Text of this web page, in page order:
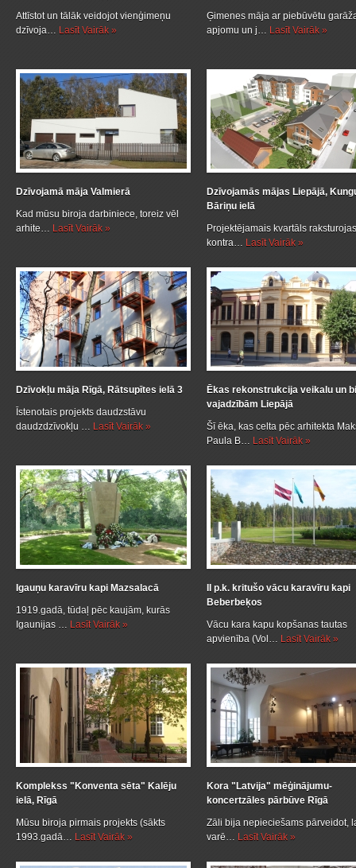
Attīstot un tālāk veidojot vienģimeņu
dzīvoja… Lasīt Vairāk »
Ģimenes māja ar piebūvētu
apjomu un j… Lasīt Vairāk »
Dzīvojamā māja Valmierā
Kad mūsu biroja darbiniece, toreiz vēl
arhite… Lasīt Vairāk »
Dzīvojamās mājas Liepājā,
Bāriņu ielā
Projektējamais kvartāls
kontra… Lasīt Vairāk »
Dzīvokļu māja Rīgā, Rātsupītes ielā 3
Īstenotais projekts daudzstāvu
daudzdzīvokļu … Lasīt Vairāk »
Ēkas rekonstrukcija veikalu un
vajadzībām Liepājā
Šī ēka, kas celta pēc arhitekta
Paula B… Lasīt Vairāk »
Igauņu karavīru kapi Mazsalacā
1919.gadā, tūdaļ pēc kaujām, kurās
Igaunijas … Lasīt Vairāk »
II p.k. kritušo vācu karavīru kapi
Beberbeķos
Vācu kara kapu kopšanas tautas
apvienība (Vol… Lasīt Vairāk »
Komplekss "Konventa sēta" Kalēju
ielā, Rīgā
Mūsu biroja pirmais projekts (sākts
1993.gadā… Lasīt Vairāk »
Kora "Latvija" mēģinājumu-
koncertzāles pārbūve Rīgā
Zāli bija nepieciešams pārveidot,
varē… Lasīt Vairāk »